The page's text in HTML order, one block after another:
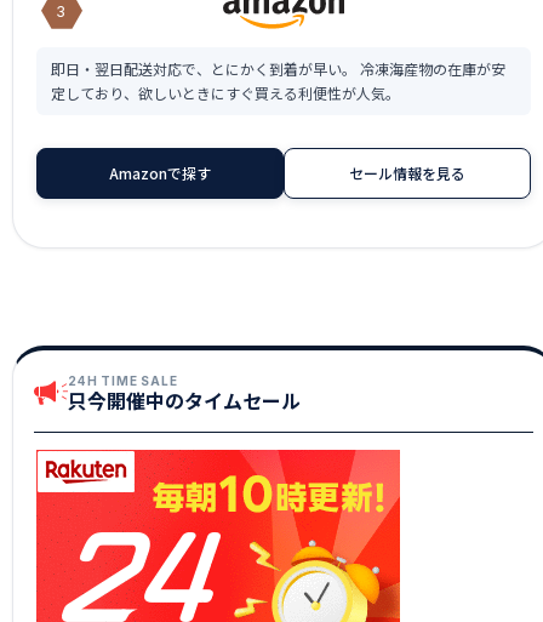
3
即日・翌日配送対応で、とにかく到着が早い。 冷凍海産物の在庫が安
定しており、欲しいときにすぐ買える利便性が人気。
Amazonで探す セール情報を見る
24H TIME SALE
只今開催中のタイムセール